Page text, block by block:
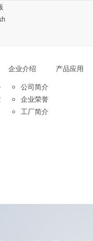
企业介绍
公司简介
企业荣誉
工厂简介
产品应用